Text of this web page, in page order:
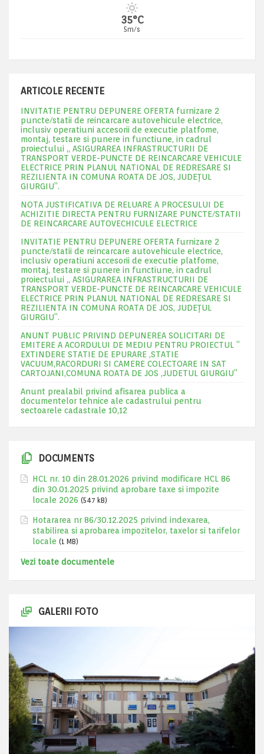
35°C
5m/s
ARTICOLE RECENTE
INVITATIE PENTRU DEPUNERE OFERTA furnizare 2
puncte/statii de reincarcare autovehicule electrice,
inclusiv operatiuni accesorii de executie platfome,
montaj, testare si punere in functiune, in cadrul
proiectului „ ASIGURAREA INFRASTRUCTURII DE
TRANSPORT VERDE-PUNCTE DE REINCARCARE VEHICULE
ELECTRICE PRIN PLANUL NATIONAL DE REDRESARE SI
REZILIENTA IN COMUNA ROATA DE JOS, JUDEŢUL
GIURGIU”.
NOTA JUSTIFICATIVA DE RELUARE A PROCESULUI DE
ACHIZITIE DIRECTA PENTRU FURNIZARE PUNCTE/STATII
DE REINCARCARE AUTOVECHICULE ELECTRICE
INVITATIE PENTRU DEPUNERE OFERTA furnizare 2
puncte/statii de reincarcare autovehicule electrice,
inclusiv operatiuni accesorii de executie platfome,
montaj, testare si punere in functiune, in cadrul
proiectului „ ASIGURAREA INFRASTRUCTURII DE
TRANSPORT VERDE-PUNCTE DE REINCARCARE VEHICULE
ELECTRICE PRIN PLANUL NATIONAL DE REDRESARE SI
REZILIENTA IN COMUNA ROATA DE JOS, JUDEŢUL
GIURGIU”.
ANUNT PUBLIC PRIVIND DEPUNEREA SOLICITARI DE
EMITERE A ACORDULUI DE MEDIU PENTRU PROIECTUL ”
EXTINDERE STATIE DE EPURARE ,STATIE
VACUUM,RACORDURI SI CAMERE COLECTOARE IN SAT
CARTOJANI,COMUNA ROATA DE JOS ,JUDETUL GIURGIU”
Anunt prealabil privind afisarea publica a
documentelor tehnice ale cadastrului pentru
sectoarele cadastrale 10,12
DOCUMENTS
HCL nr. 10 din 28.01.2026 privind modificare HCL 86
din 30.01.2025 privind aprobare taxe si impozite
locale 2026 (547 kB)
Hotararea nr 86/30.12.2025 privind indexarea,
stabilirea si aprobarea impozitelor, taxelor si tarifelor
locale (1 MB)
Vezi toate documentele
GALERII FOTO